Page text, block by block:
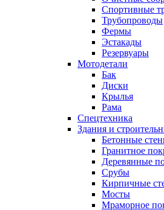
Спортивные
Трубопроводы
Фермы
Эстакады
Резервуары
Мотодетали
Бак
Диски
Крылья
Рама
Спецтехника
Здания и
Бетонные
Гранитное
Деревянные
Срубы
Кирпичные
Мосты
Мраморное